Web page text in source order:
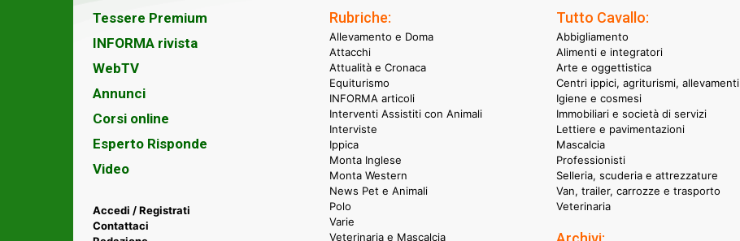
Tessere Premium
INFORMA rivista
WebTV
Annunci
Corsi online
Esperto Risponde
Video
Accedi / Registrati
Contattaci
Rubriche:
Allevamento e Doma
Attacchi
Attualità e Cronaca
Equiturismo
INFORMA articoli
Interventi Assistiti con Animali
Interviste
Ippica
Monta Inglese
Monta Western
News Pet e Animali
Polo
Varie
Veterinaria e Mascalcia
Tutto Cavallo:
Abbigliamento
Alimenti e integratori
Arte e oggettistica
Centri ippici, agriturismi, allevamenti
Igiene e cosmesi
Immobiliari e società di servizi
Lettiere e pavimentazioni
Mascalcia
Professionisti
Selleria, scuderia e attrezzature
Van, trailer, carrozze e trasporto
Veterinaria